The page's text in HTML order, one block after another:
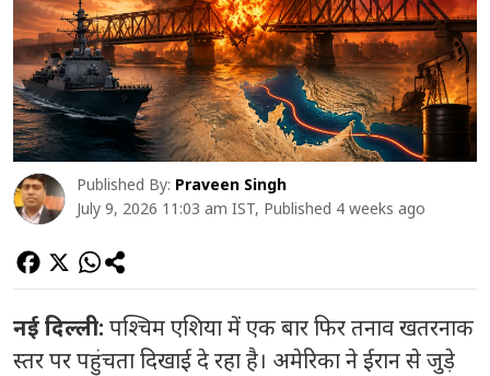
Published By: Praveen Singh
July 9, 2026 11:03 am IST, Published 4 weeks ago
नई दिल्ली: पश्चिम एशिया में एक बार फिर तनाव खतरनाक
स्तर पर पहुंचता दिखाई दे रहा है। अमेरिका ने ईरान से जुड़े